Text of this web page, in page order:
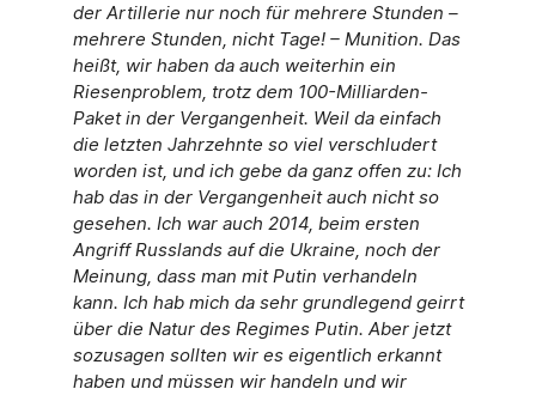
der Artillerie nur noch für mehrere Stunden –
mehrere Stunden, nicht Tage! – Munition. Das
heißt, wir haben da auch weiterhin ein
Riesenproblem, trotz dem 100-Milliarden-
Paket in der Vergangenheit. Weil da einfach
die letzten Jahrzehnte so viel verschludert
worden ist, und ich gebe da ganz offen zu: Ich
hab das in der Vergangenheit auch nicht so
gesehen. Ich war auch 2014, beim ersten
Angriff Russlands auf die Ukraine, noch der
Meinung, dass man mit Putin verhandeln
kann. Ich hab mich da sehr grundlegend geirrt
über die Natur des Regimes Putin. Aber jetzt
sozusagen sollten wir es eigentlich erkannt
haben und müssen wir handeln und wir